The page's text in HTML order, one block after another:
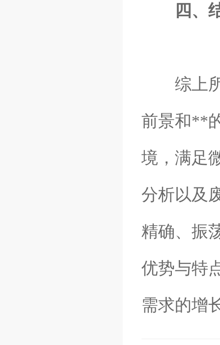
四、
综上所
前景和**
境，满足
分析以及
精确、振
优势与特
需求的增